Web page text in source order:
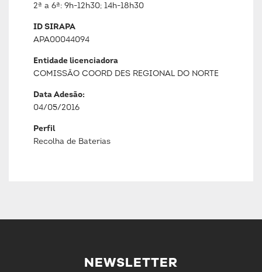
2ª a 6ª: 9h-12h30; 14h-18h30
ID SIRAPA
APA00044094
Entidade licenciadora
COMISSÃO COORD DES REGIONAL DO NORTE
Data Adesão:
04/05/2016
Perfil
Recolha de Baterias
NEWSLETTER